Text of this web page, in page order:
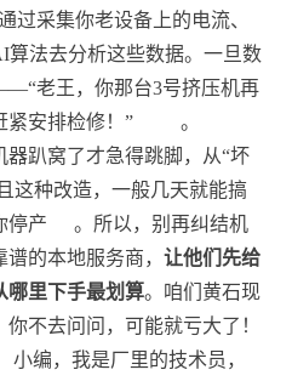
过采集你老设备上的电流、
算法去分析这些数据。一旦数
老王，你那台3号挤压机再
紧安排检修！”
。
趴窝了才急得跳脚，从“坏
这种改造，一般几天就能搞
停产
。所以，别再纠结机
谱的本地服务商，让他们先给
哪里下手最划算。咱们黄石现
不去问问，可能就亏大了！
小编，我是厂里的技术员，